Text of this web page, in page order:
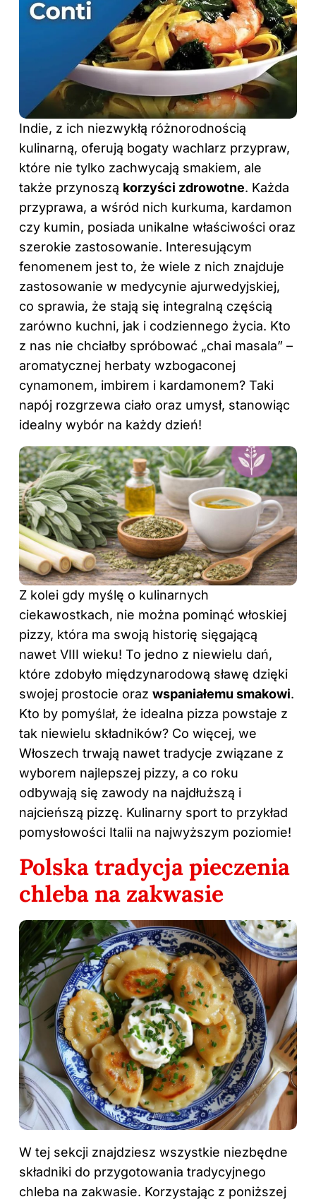
Indie, z ich niezwykłą różnorodnością
kulinarną, oferują bogaty wachlarz przypraw,
które nie tylko zachwycają smakiem, ale
także przynoszą korzyści zdrowotne. Każda
przyprawa, a wśród nich kurkuma, kardamon
czy kumin, posiada unikalne właściwości oraz
szerokie zastosowanie. Interesującym
fenomenem jest to, że wiele z nich znajduje
zastosowanie w medycynie ajurwedyjskiej,
co sprawia, że stają się integralną częścią
zarówno kuchni, jak i codziennego życia. Kto
z nas nie chciałby spróbować „chai masala” –
aromatycznej herbaty wzbogaconej
cynamonem, imbirem i kardamonem? Taki
napój rozgrzewa ciało oraz umysł, stanowiąc
idealny wybór na każdy dzień!
Z kolei gdy myślę o kulinarnych
ciekawostkach, nie można pominąć włoskiej
pizzy, która ma swoją historię sięgającą
nawet VIII wieku! To jedno z niewielu dań,
które zdobyło międzynarodową sławę dzięki
swojej prostocie oraz wspaniałemu smakowi.
Kto by pomyślał, że idealna pizza powstaje z
tak niewielu składników? Co więcej, we
Włoszech trwają nawet tradycje związane z
wyborem najlepszej pizzy, a co roku
odbywają się zawody na najdłuższą i
najcieńszą pizzę. Kulinarny sport to przykład
pomysłowości Italii na najwyższym poziomie!
Polska tradycja pieczenia
chleba na zakwasie
W tej sekcji znajdziesz wszystkie niezbędne
składniki do przygotowania tradycyjnego
chleba na zakwasie. Korzystając z poniższej